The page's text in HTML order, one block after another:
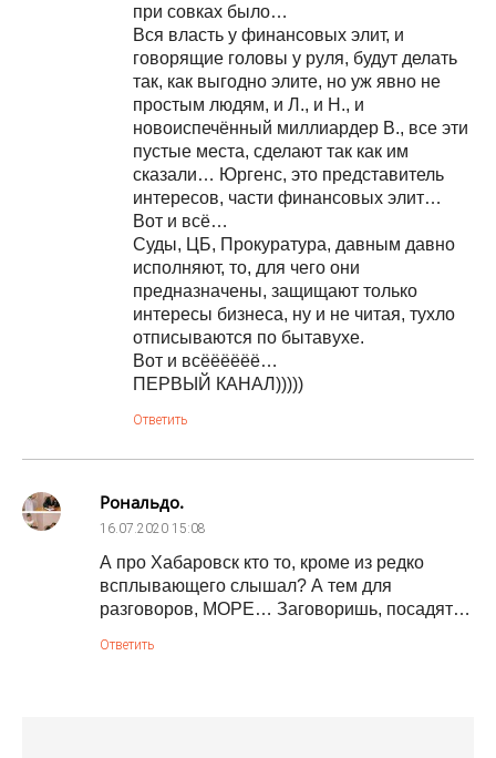
при совках было…
Вся власть у финансовых элит, и
говорящие головы у руля, будут делать
так, как выгодно элите, но уж явно не
простым людям, и Л., и Н., и
новоиспечённый миллиардер В., все эти
пустые места, сделают так как им
сказали… Юргенс, это представитель
интересов, части финансовых элит…
Вот и всё…
Суды, ЦБ, Прокуратура, давным давно
исполняют, то, для чего они
предназначены, защищают только
интересы бизнеса, ну и не читая, тухло
отписываются по бытавухе.
Вот и всёёёёёё…
ПЕРВЫЙ КАНАЛ)))))
Ответить
Рональдо.
16.07.2020 15:08
А про Хабаровск кто то, кроме из редко
всплывающего слышал? А тем для
разговоров, МОРЕ… Заговоришь, посадят…
Ответить